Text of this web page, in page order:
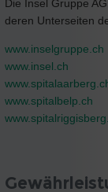
Die Insel Gruppe
deren Unterseiten
www.inselgruppe.ch
www.insel.ch
www.spitalbelp.ch